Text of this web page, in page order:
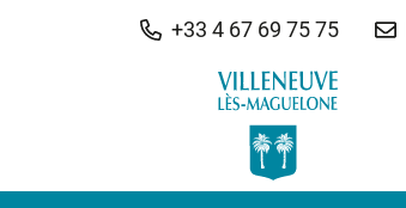
+33 4 67 69 75 75